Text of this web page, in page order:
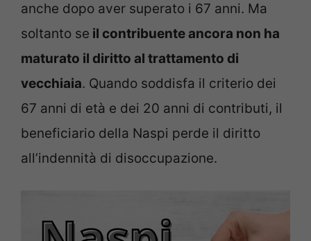
anche dopo aver superato i 67 anni. Ma
soltanto se il contribuente ancora non ha
maturato il diritto al trattamento di
vecchiaia. Quando soddisfa il criterio dei
67 anni di età e dei 20 anni di contributi, il
beneficiario della Naspi perde il diritto
all’indennità di disoccupazione.